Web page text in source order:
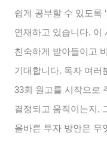
쉽게 공부할 수 있도록 ‘
연재하고 있습니다. 이
친숙하게 받아들이고
기대합니다. 독자 여러
33회 원고를 시작으로
결정되고 움직이는지 ,
올바른 투자 방안은 무